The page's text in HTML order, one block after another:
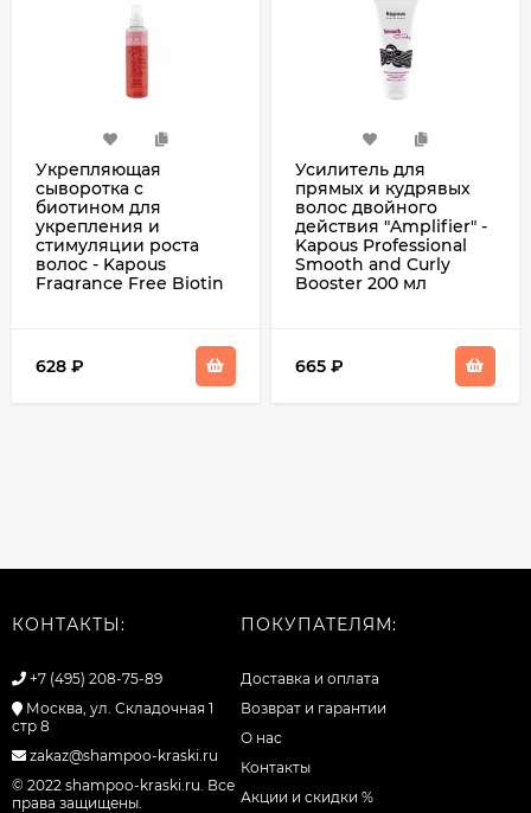
Укрепляющая
сыворотка с
биотином для
укрепления и
стимуляции роста
волос - Kapous
Fragrance Free Biotin
628 ₽
Усилитель для
прямых и кудрявых
волос двойного
действия "Amplifier" -
Kapous Professional
Smooth and Curly
Booster 200 мл
665 ₽
КОНТАКТЫ:
+7 (495) 208-75-89
Москва, ул. Складочная 1
стр 8
zakaz@shampoo-kraski.ru
© 2022 shampoo-kraski.ru. Все
права защищены.
ПОКУПАТЕЛЯМ:
Доставка и оплата
Возврат и гарантии
О нас
Контакты
Акции и скидки %